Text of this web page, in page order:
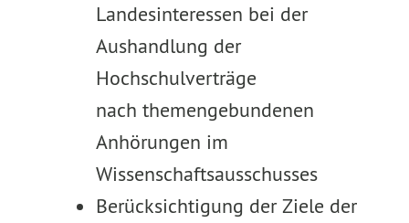
Landesinteressen bei der
Aushandlung der
Hochschulverträge
nach themengebundenen
Anhörungen im
Wissenschaftsausschusses
Berücksichtigung der Ziele der